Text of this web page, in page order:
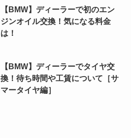
【BMW】ディーラーで初のエン
ジンオイル交換！気になる料金
は！
【BMW】ディーラーでタイヤ交
換！待ち時間や工賃について［サ
マータイヤ編］